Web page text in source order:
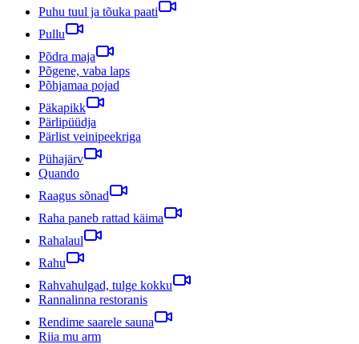
Puhu tuul ja tõuka paati
Pullu
Põdra maja
Põgene, vaba laps
Põhjamaa pojad
Päkapikk
Pärlipüüdja
Pärlist veinipeekriga
Pühajärv
Quando
Raagus sõnad
Raha paneb rattad käima
Rahalaul
Rahu
Rahvahulgad, tulge kokku
Rannalinna restoranis
Rendime saarele sauna
Riia mu arm